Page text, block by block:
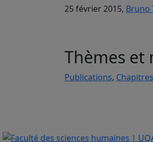
25 février 2015, Bruno
Thèmes et
Publications,